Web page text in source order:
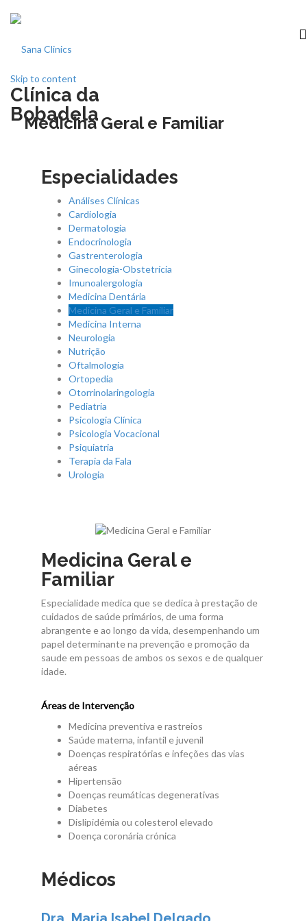
Clínica da
Bobadela
Skip to content
Início
Especialidades
Medicina dentária
Contactos
Medicina Geral e Familiar
Especialidades
Análises Clínicas
Cardiologia
Dermatologia
Endocrinologia
Gastrenterologia
Ginecologia-Obstetrícia
Imunoalergologia
Medicina Dentária
Medicina Geral e Familiar
Medicina Interna
Neurologia
Nutrição
Oftalmologia
Ortopedia
Otorrinolaringologia
Pediatria
Psicologia Clínica
Psicologia Vocacional
Psiquiatria
Terapia da Fala
Urologia
Medicina Geral e
Familiar
Especialidade medica que se dedica à prestação de
cuidados de saúde primários, de uma forma
abrangente e ao longo da vida, desempenhando um
papel determinante na prevenção e promoção da
saude em pessoas de ambos os sexos e de qualquer
idade.
Áreas de Intervenção
Medicina preventiva e rastreios
Saúde materna, infantil e juvenil
Doenças respiratórias e infeções das vias
aéreas
Hipertensão
Doenças reumáticas degenerativas
Diabetes
Dislipidémia ou colesterol elevado
Doença coronária crónica
Médicos